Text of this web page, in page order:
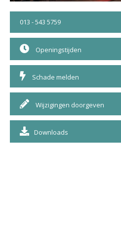
013 - 543 5759
Openingstijden
Schade melden
Wijzigingen doorgeven
Downloads